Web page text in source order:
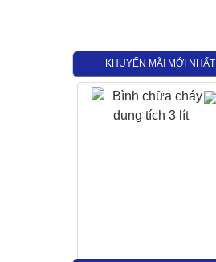
KHUYẾN MÃI MỚI NHẤT